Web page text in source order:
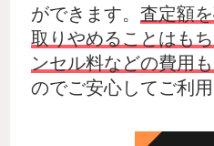
ができます。 査定額
取りやめることはも
ンセル料などの費用
のでご安心してご利用